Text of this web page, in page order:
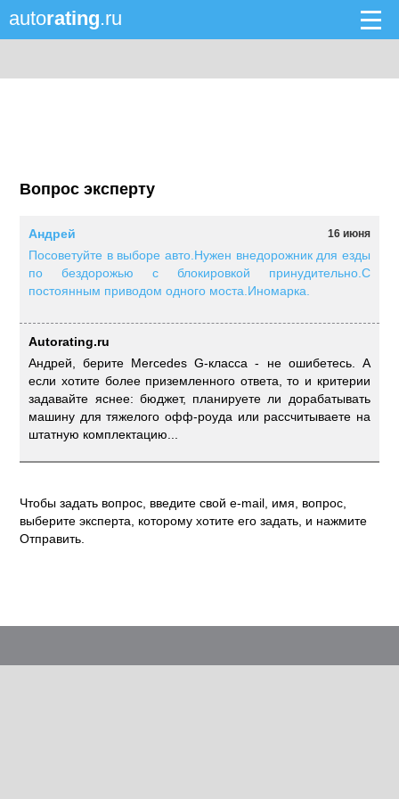
autorating.ru
Вопрос эксперту
16 июня
Андрей
Посоветуйте в выборе авто.Нужен внедорожник для езды
по бездорожью с блокировкой принудительно.С
постоянным приводом одного моста.Иномарка.
Autorating.ru
Андрей, берите Mercedes G-класса - не ошибетесь. А
если хотите более приземленного ответа, то и критерии
задавайте яснее: бюджет, планируете ли дорабатывать
машину для тяжелого офф-роуда или рассчитываете на
штатную комплектацию...
Чтобы задать вопрос, введите свой e-mail, имя, вопрос,
выберите эксперта, которому хотите его задать, и нажмите
Отправить.